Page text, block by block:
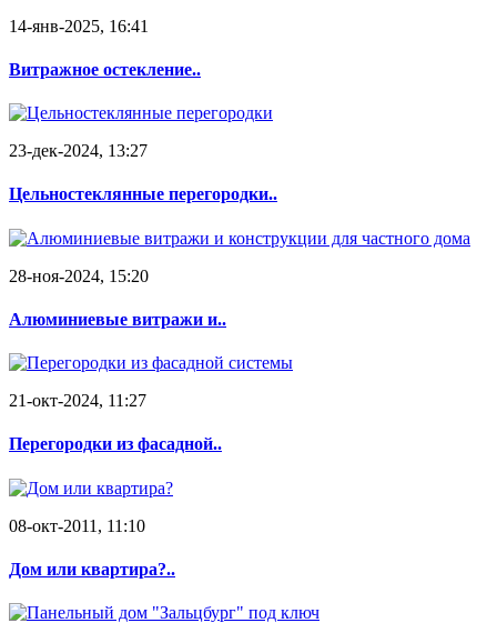
14-янв-2025, 16:41
Витражное остекление..
23-дек-2024, 13:27
Цельностеклянные перегородки..
28-ноя-2024, 15:20
Алюминиевые витражи и..
21-окт-2024, 11:27
Перегородки из фасадной..
08-окт-2011, 11:10
Дом или квартира?..